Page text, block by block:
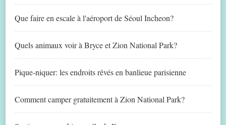
Que faire en escale à l'aéroport de Séoul Incheon?
Quels animaux voir à Bryce et Zion National Park?
Pique-niquer: les endroits rêvés en banlieue parisienne
Comment camper gratuitement à Zion National Park?